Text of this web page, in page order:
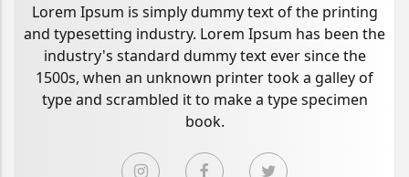
Lorem Ipsum is simply dummy text of the printing
and typesetting industry. Lorem Ipsum has been the
industry's standard dummy text ever since the
1500s, when an unknown printer took a galley of
type and scrambled it to make a type specimen
book.